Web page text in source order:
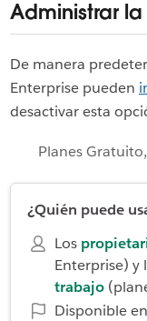
Administrar
De manera
Enterprise pueden
desactivar esta
Planes
¿Quién puede
Los
Enterprise) y
trabajo
Disponible en